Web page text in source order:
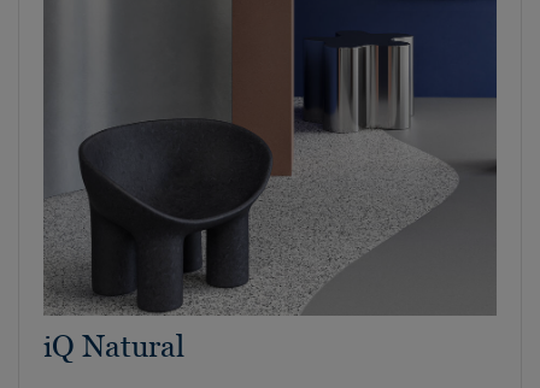
iQ Natural